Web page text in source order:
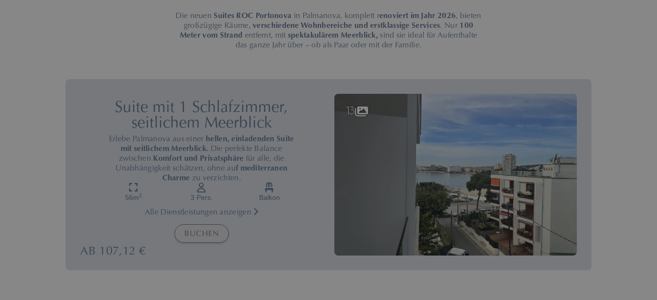
Die neuen Suites ROC Portonova in Palmanova, komplett renoviert im Jahr 2026, bieten
großzügige Räume,verschiedene Wohnbereiche und erstklassige Services. Nur 100
Meter vom Strand entfernt, mit spektakulärem Meerblick, sind sie ideal für Aufenthalte
das ganze Jahr über – ob als Paar oder mit der Familie.
Suite mit 1 Schlafzimmer,
seitlichem Meerblick
Erlebe Palmanova aus einer hellen, einladenden Suite
mit seitlichem Meerblick. Die perfekte Balance
zwischen Komfort und Privatsphäre für alle, die
Unabhängigkeit schätzen, ohne auf mediterranen
Charme zu verzichten.
56m2 3 Pers. Balkon
Alle Dienstleistungen anzeigen
BUCHEN
AB 107,12 €
13